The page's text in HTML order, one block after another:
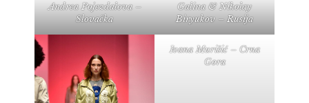
Andrea Pojezdalova –
Slovačka
Galina & Nikolay
Biryukov – Rusija
Ivana Murišić – Crna
Gora